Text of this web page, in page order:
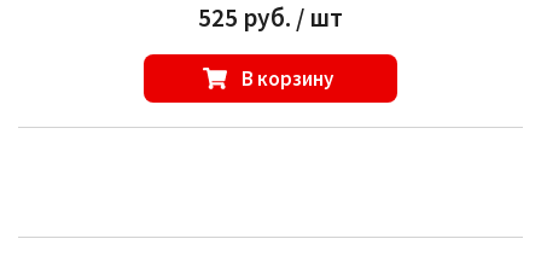
525 руб. / шт
В корзину